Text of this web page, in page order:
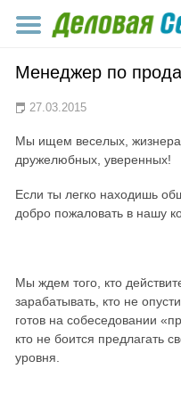
Менеджер по
27.03.2015
Мы ищем веселых,
дружелюбных, уверенных!
Если ты легко находишь
добро пожаловать в нашу
Мы ждем того, кто
зарабатывать, кто не
готов на собеседовании
кто не боится предлагать
уровня.